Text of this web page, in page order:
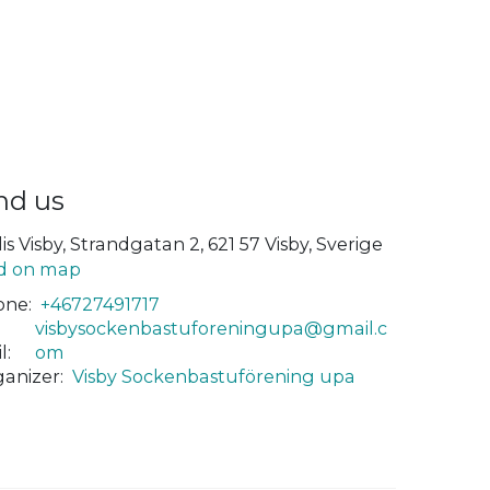
us
Visby, Strandgatan 2, 621 57 Visby, Sverige
on map
+46727491717
visbysockenbastuforeningupa@gmail.c
om
Visby Sockenbastuförening upa